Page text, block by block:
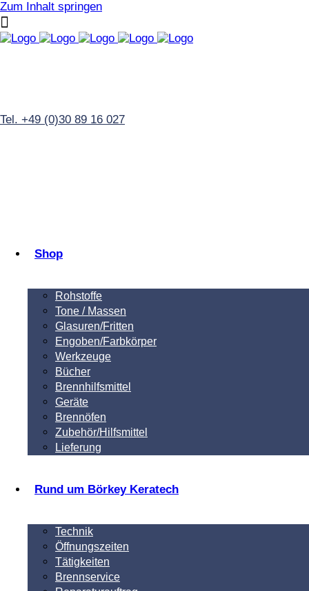
Zum Inhalt springen
Tel. +49 (0)30 89 16 027
Shop
Rohstoffe
Tone / Massen
Glasuren/Fritten
Engoben/Farbkörper
Werkzeuge
Bücher
Brennhilfsmittel
Geräte
Brennöfen
Zubehör/Hilfsmittel
Lieferung
Rund um Börkey Keratech
Technik
Öffnungszeiten
Tätigkeiten
Brennservice